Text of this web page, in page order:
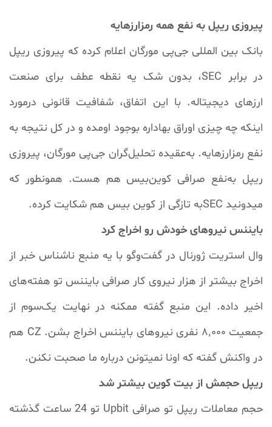
l
c
e
n
پیروزی ریپل به نفع همه رمزارزهایه
بانک بین المللی جی‌پی مورگان اعلام کرده که پیروزی ریپل
در برابر SEC، بدون شک یه نقطه عطف برای صنعت
ارزهای دیجیتاله. با این اتفاق، شفافیت قانونی درمورد
اینکه چه چیزی اوراق بهاداره بوجود اومده و در کل نتیجه به
نفع رمزارزهایه. به‌عقیده تحلیل‌گران جی‌پی مورگان، پیروزی
ریپل به‌نفع صرافی کوین‌بیس هم هست. همونطور که
میدونید SECبه تازگی از کوین بیس هم شکایت کرده.
بایننس نیروهای خودش رو اخراج کرد
وال استریت ژورنال در گفت‌وگو با یه منبع ناشناس خبر از
اخراج بیشتر از هزار نیروی کار صرافی بایننس تو هفته‌های
اخیر داده. این منبع گفته ممکنه در نهایت یک‌سوم از
جمعیت ۸٬۰۰۰ نفری نیروهای بایننس اخراج بشن. CZ هم
در واکنش گفته که اونا نمیتونن درباره ما صحبت نکنن.
ریپل حجمش از بیت کوین بیشتر شد
حجم معاملات ریپل تو صرافی Upbit تو 24 ساعت گذشته